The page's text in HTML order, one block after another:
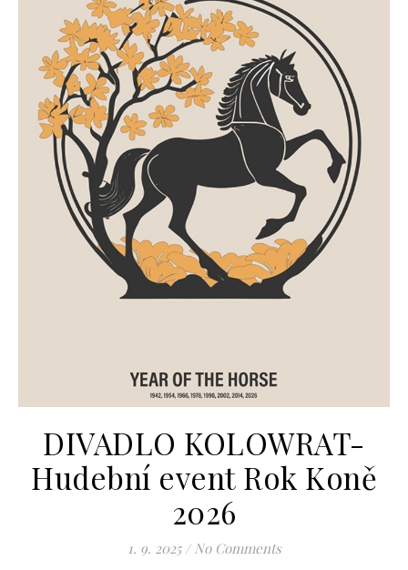
DIVADLO KOLOWRAT-
Hudební event Rok Koně
2026
1. 9. 2025 / No Comments